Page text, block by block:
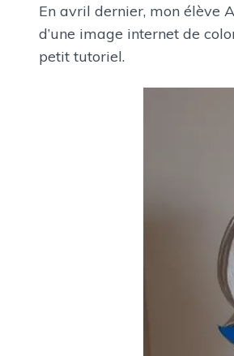
En avril dernier, mon élève
d’une image internet de
petit tutoriel.